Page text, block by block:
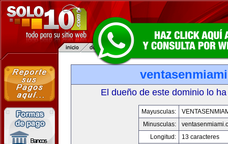
El dueño de este dominio lo
Mayusculas:
Minusculas:
Longitud:
13 caracteres